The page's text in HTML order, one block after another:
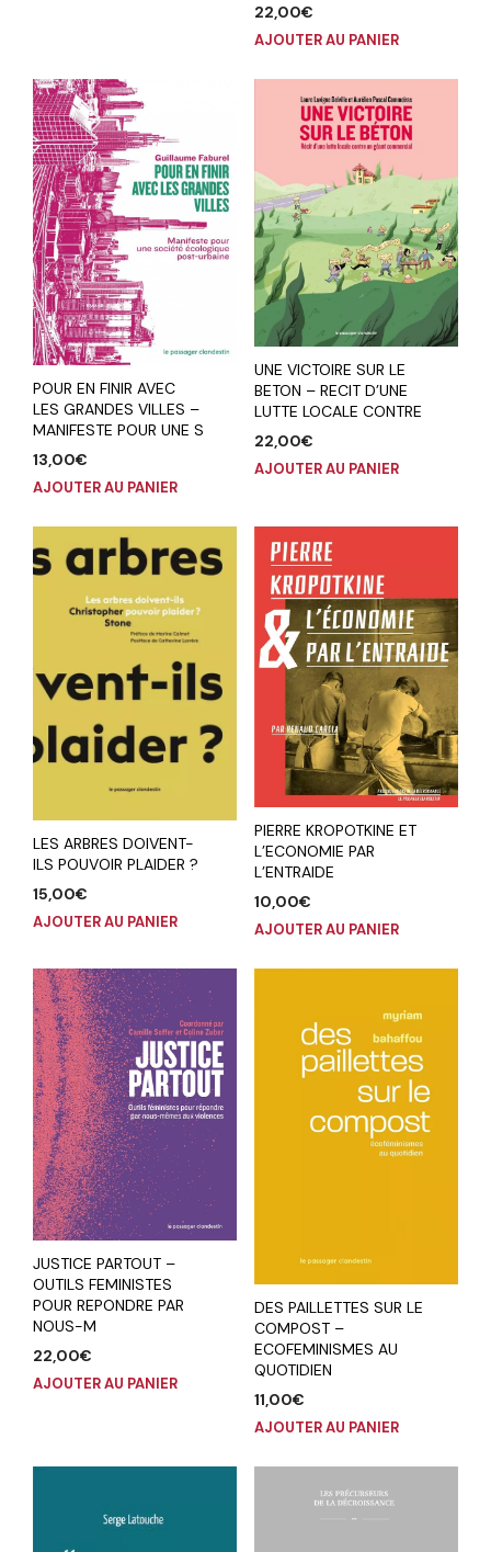
22,00€
AJOUTER AU PANIER
POUR EN FINIR AVEC
LES GRANDES VILLES –
MANIFESTE POUR UNE S
13,00€
AJOUTER AU PANIER
UNE VICTOIRE SUR LE
BETON – RECIT D’UNE
LUTTE LOCALE CONTRE
22,00€
AJOUTER AU PANIER
LES ARBRES DOIVENT-
ILS POUVOIR PLAIDER ?
15,00€
AJOUTER AU PANIER
PIERRE KROPOTKINE ET
L’ECONOMIE PAR
L’ENTRAIDE
10,00€
AJOUTER AU PANIER
JUSTICE PARTOUT –
OUTILS FEMINISTES
POUR REPONDRE PAR
NOUS-M
22,00€
AJOUTER AU PANIER
DES PAILLETTES SUR LE
COMPOST –
ECOFEMINISMES AU
QUOTIDIEN
11,00€
AJOUTER AU PANIER